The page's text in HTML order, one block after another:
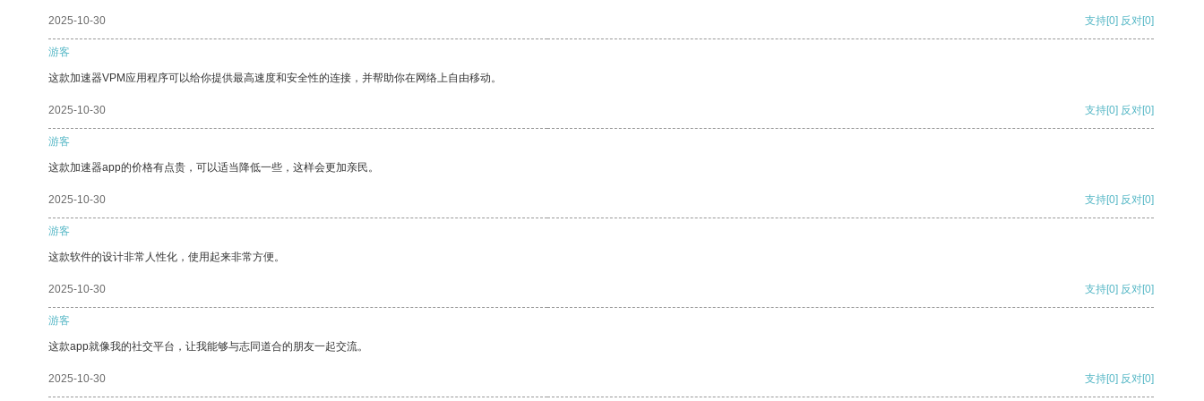
2025-10-30 支持[0] 反对[0]
游客
这款加速器VPM应用程序可以给你提供最高速度和安全性的连接，并帮助你在网络上自由移动。
2025-10-30 支持[0] 反对[0]
游客
这款加速器app的价格有点贵，可以适当降低一些，这样会更加亲民。
2025-10-30 支持[0] 反对[0]
游客
这款软件的设计非常人性化，使用起来非常方便。
2025-10-30 支持[0] 反对[0]
游客
这款app就像我的社交平台，让我能够与志同道合的朋友一起交流。
2025-10-30 支持[0] 反对[0]